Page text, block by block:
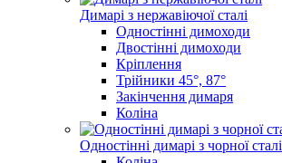
Димарі з нержавіючої сталі
Одностінні димоходи
Двостінні димоходи
Кріплення
Трійники 45°, 87°
Закінчення димаря
Коліна
Одностінні димарі з чорної сталі